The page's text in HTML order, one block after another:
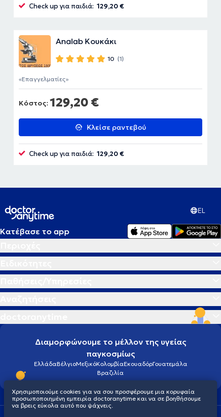
Check up για παιδιά: 129,20 €
Analab Κουκάκι
10 (1)
Κόστος: 129,20 €
Κλείσε ραντεβού
Επαγγελματίες
Check up για παιδιά: 129,20 €
EL
Κατέβασε το app
Διαμορφώνουμε το μέλλον της υγείας
παγκοσμίως
ΕλλάδαΒέλγιοΜεξικόΚολομβίαΕκουαδόρΓουατεμάλα
Βραζιλία
Χρησιμοποιούμε cookies για να σου προσφέρουμε μια κορυφαία
προσωποποιημένη εμπειρία doctoranytime και να σε βοηθήσουμε
να βρεις εύκολα αυτό που ψάχνεις.